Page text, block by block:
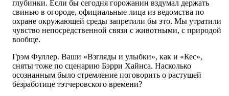
глубинки. Если бы сегодня горожанин вздумал держать
свинью в огороде, официальные лица из ведомства по
охране окружающей среды запретили бы это. Мы утратили
чувство непосредственной связи с животными, с природой
вообще.
Грэм Фуллер. Ваши «Взгляды и улыбки», как и «Кес»,
сняты тоже по сценарию Бэрри Хайнса. Насколько
осознанным было стремление поговорить о растущей
безработице тэтчеровского времени?